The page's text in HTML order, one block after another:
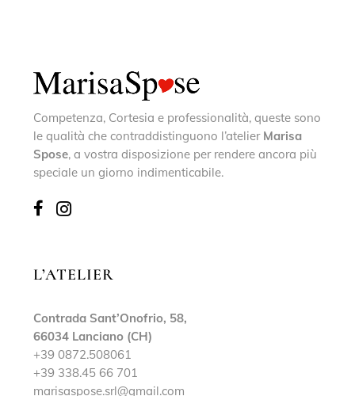
Competenza, Cortesia e professionalità, queste sono
le qualità che contraddistinguono l’atelier Marisa
Spose, a vostra disposizione per rendere ancora più
speciale un giorno indimenticabile.
L’ATELIER
Contrada Sant’Onofrio, 58,
66034 Lanciano (CH)
+39 0872.508061
+39 338.45 66 701
marisaspose.srl@gmail.com